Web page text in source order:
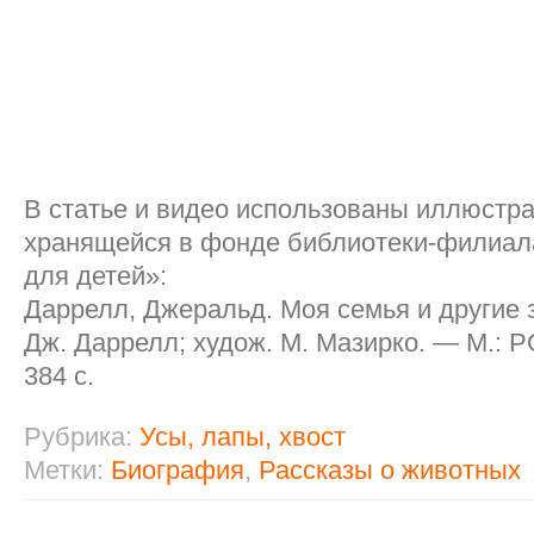
В статье и видео использованы
хранящейся в фонде библиотеки-
для детей»:
Даррелл, Джеральд. Моя семья и другие
Дж. Даррелл; худож. М. Мазирко. — М.:
384 с.
Рубрика: Усы, лапы, хвост
Метки: Биография, Рассказы о животных